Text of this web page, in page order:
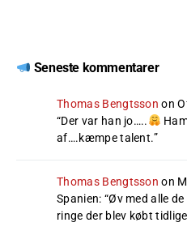
Seneste kommentarer
Thomas Bengtsson on
“Der var han jo…..
af….kæmpe talent.”
Thomas Bengtsson on
Spanien: “Øv med alle
ringe der blev købt